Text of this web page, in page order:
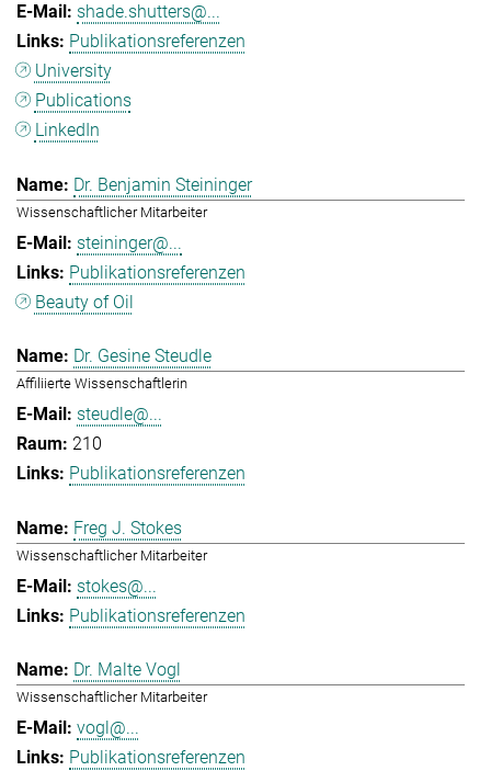
shade.shutters@...
Publikationsreferenzen
University
Publications
LinkedIn
Dr. Benjamin Steininger
Wissenschaftlicher Mitarbeiter
steininger@...
Publikationsreferenzen
Beauty of Oil
Dr. Gesine Steudle
Affiliierte Wissenschaftlerin
steudle@...
210
Publikationsreferenzen
Freg J. Stokes
Wissenschaftlicher Mitarbeiter
stokes@...
Publikationsreferenzen
Dr. Malte Vogl
Wissenschaftlicher Mitarbeiter
vogl@...
Publikationsreferenzen